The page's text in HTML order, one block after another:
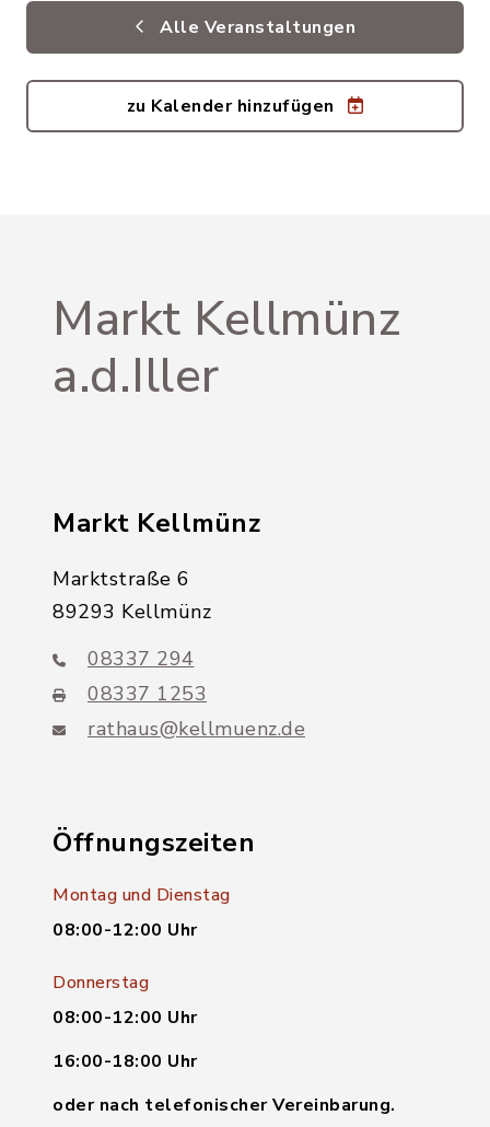
Alle Veranstaltungen
zu Kalender hinzufügen
Markt Kellmünz
a.d.Iller
Markt Kellmünz
Marktstraße 6
89293 Kellmünz
08337 294
08337 1253
rathaus@kellmuenz.de
Öffnungszeiten
Montag und Dienstag
08:00-12:00 Uhr
Donnerstag
08:00-12:00 Uhr
16:00-18:00 Uhr
oder nach telefonischer Vereinbarung.